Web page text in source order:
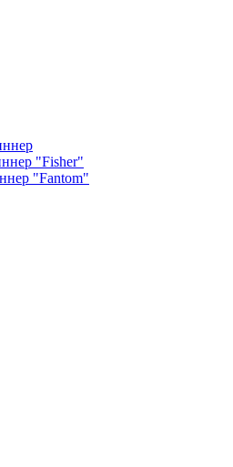
"Fisher"
"Fantom"